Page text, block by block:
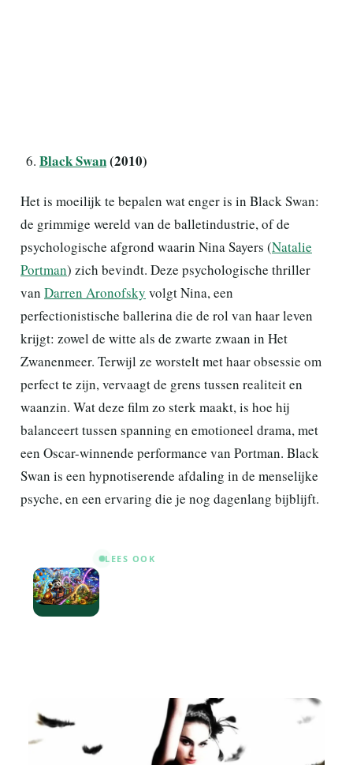
Black Swan(2010)
Het is moeilijk te bepalen wat enger is in Black Swan:
de grimmige wereld van de balletindustrie, of de
psychologische afgrond waarin Nina Sayers (Natalie
Portman) zich bevindt. Deze psychologische thriller
van Darren Aronofsky volgt Nina, een
perfectionistische ballerina die de rol van haar leven
krijgt: zowel de witte als de zwarte zwaan in Het
Zwanenmeer. Terwijl ze worstelt met haar obsessie om
perfect te zijn, vervaagt de grens tussen realiteit en
waanzin. Wat deze film zo sterk maakt, is hoe hij
balanceert tussen spanning en emotioneel drama, met
een Oscar-winnende performance van Portman. Black
Swan is een hypnotiserende afdaling in de menselijke
psyche, en een ervaring die je nog dagenlang bijblijft.
LEES OOK